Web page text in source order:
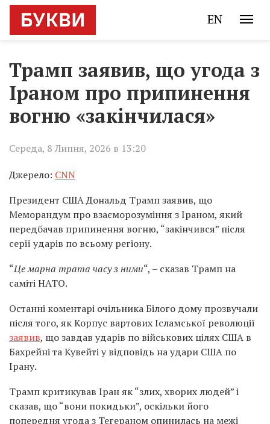
EN
Трамп заявив, що угода з
Іраном про припинення
вогню «закінчилася»
Середа, 8 Липня, 2026 в 13:20
Джерело: CNN
Президент США Дональд Трамп заявив, що
Меморандум про взаєморозуміння з Іраном, який
передбачав припинення вогню, “закінчився” після
серії ударів по всьому регіону.
“Це марна трата часу з ними“, – сказав Трамп на
саміті НАТО.
Останні коментарі очільника Білого дому прозвучали
після того, як Корпус вартових Ісламської революції
заявив, що завдав ударів по військових цілях США в
Бахрейні та Кувейті у відповідь на удари США по
Ірану.
Трамп критикував Іран як “злих, хворих людей” і
сказав, що “вони покидьки”, оскільки його
попередня угода з Тегераном опинилась на межі